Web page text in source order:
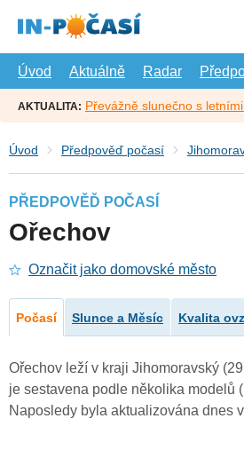
hlavní
Úvod
Aktuálně Radar
AKTUALITA: Převážně slunečno s
Úvod Předpověď počasí
PŘEDPOVĚĎ POČASÍ
Ořechov
Označit jako domovské město
Počasí Slunce a Měsíc Kvalita
Ořechov leží v kraji Jihomoravský
je sestavena podle několika modelů
Naposledy byla aktualizována dnes